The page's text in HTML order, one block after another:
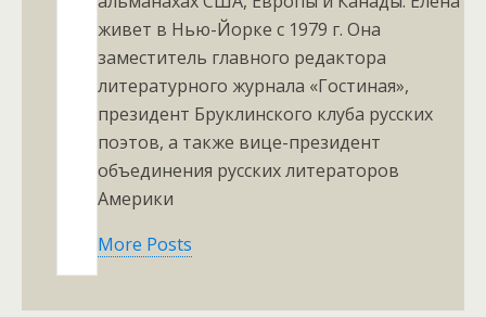
живет в Нью-Йорке с 1979 г. Она
заместитель главного редактора
литературного журнала «Гостиная»,
президент Бруклинского клуба русских
поэтов, а также вице-президент
объединения русских литераторов
Америки
More Posts